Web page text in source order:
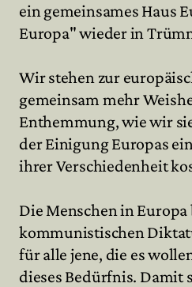
ein gemeinsames Haus
Europa" wieder in
Wir stehen zur
gemeinsam mehr
Enthemmung, wie wir
der Einigung Europas
ihrer Verschiedenheit
Die Menschen in
kommunistischen
für alle jene, die es
dieses Bedürfnis. Damit